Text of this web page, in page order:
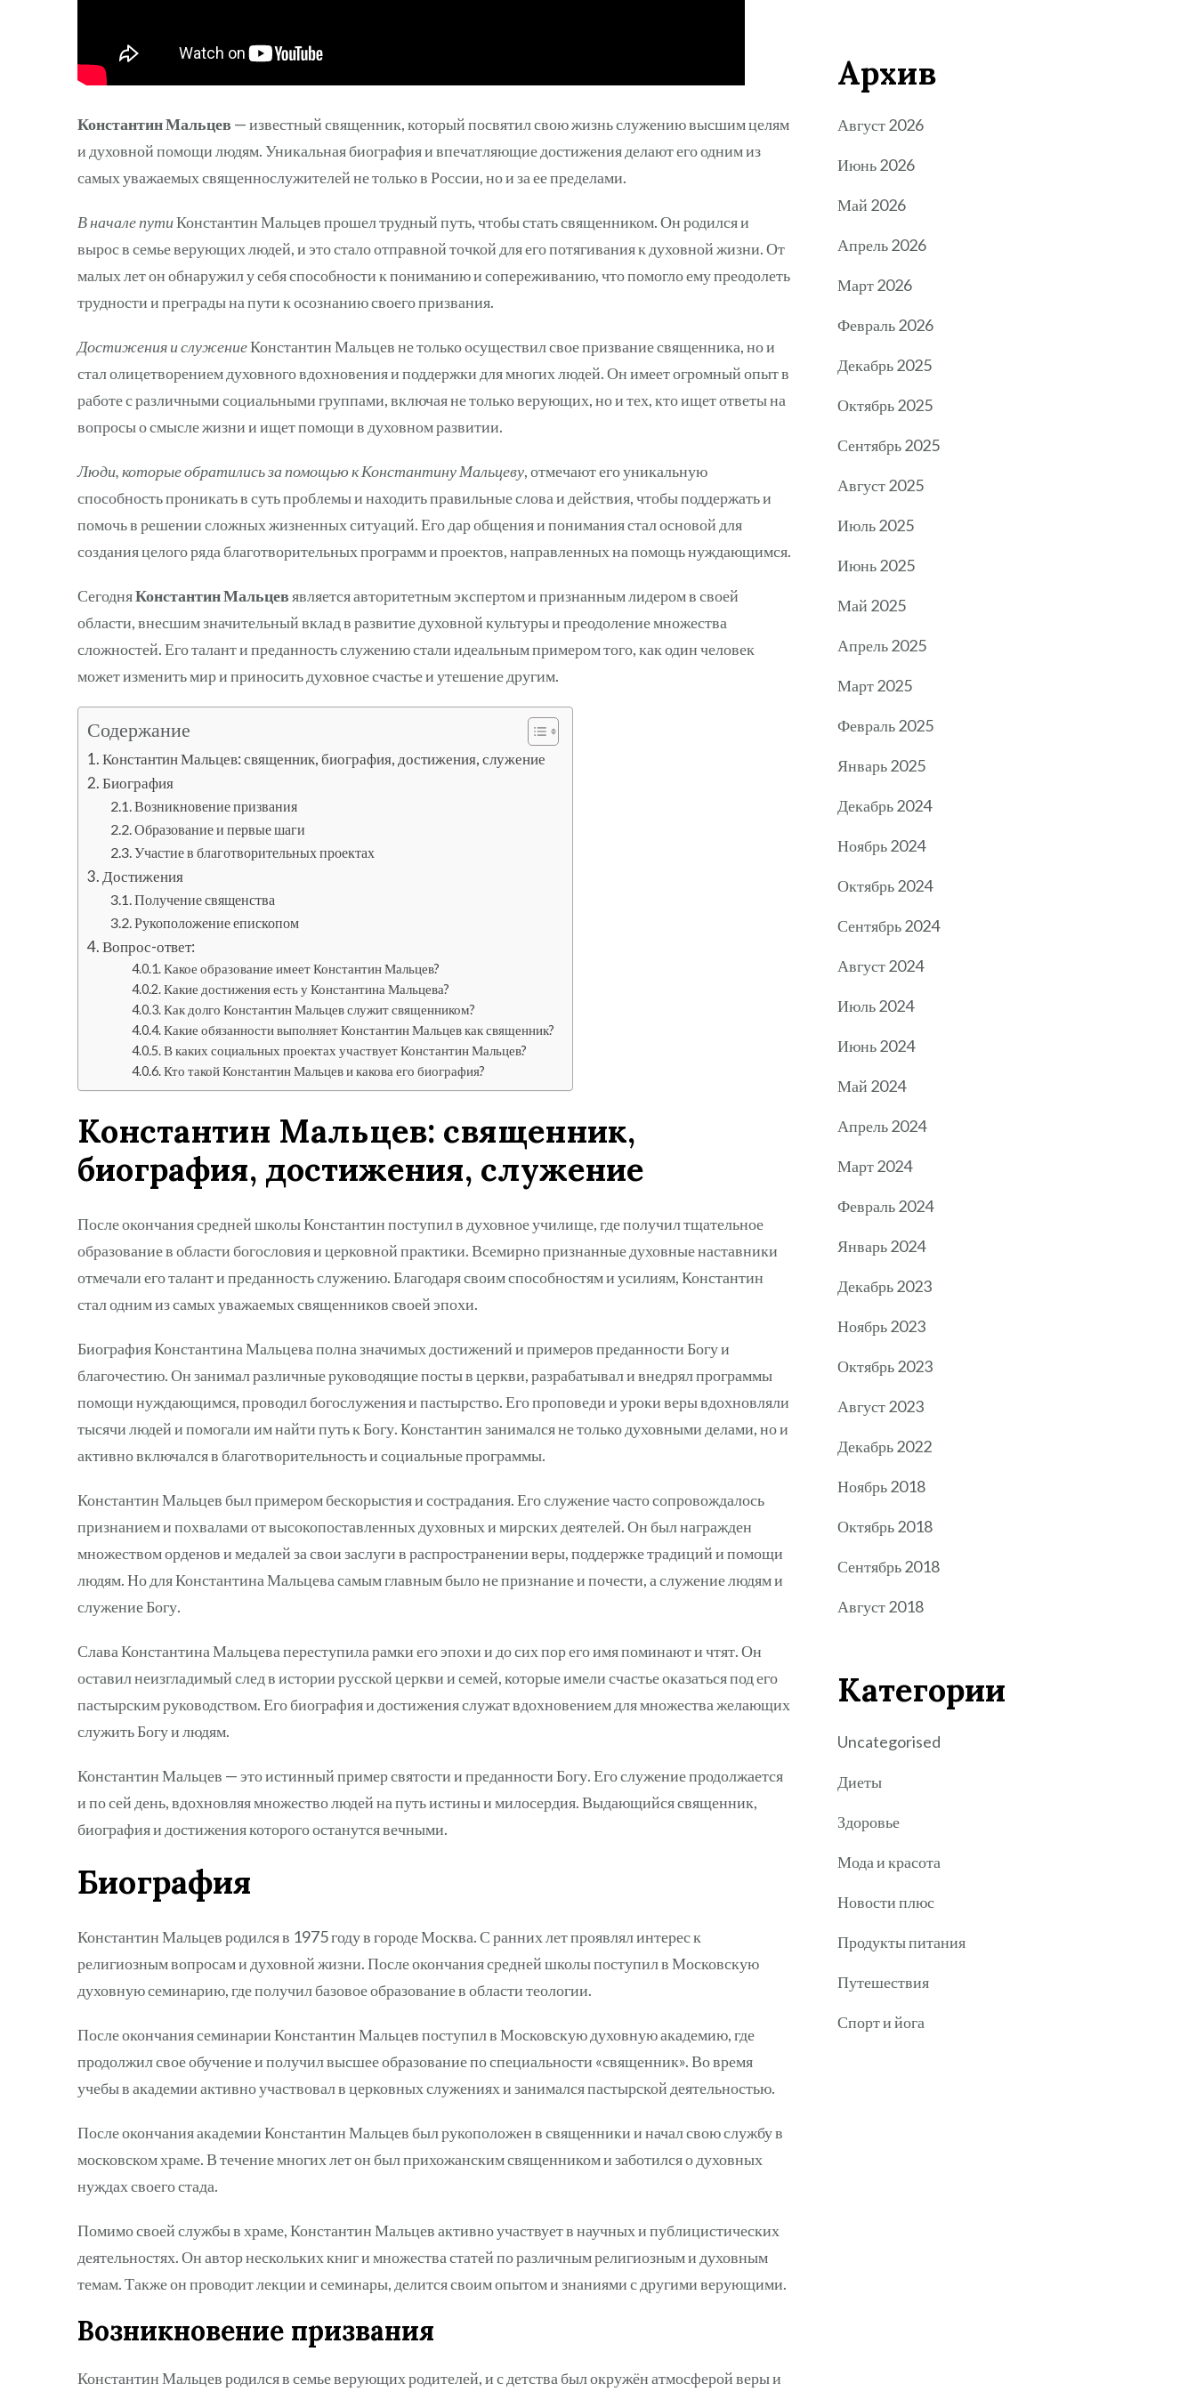
Константин Мальцев — известный священник, который посвятил свою жизнь служению высшим целям
и духовной помощи людям. Уникальная биография и впечатляющие достижения делают его одним из
самых уважаемых священнослужителей не только в России, но и за ее пределами.
В начале путиКонстантин Мальцев прошел трудный путь, чтобы стать священником. Он родился и
вырос в семье верующих людей, и это стало отправной точкой для его потягивания к духовной жизни. От
малых лет он обнаружил у себя способности к пониманию и сопереживанию, что помогло ему преодолеть
трудности и преграды на пути к осознанию своего призвания.
Достижения и служениеКонстантин Мальцев не только осуществил свое призвание священника, но и
стал олицетворением духовного вдохновения и поддержки для многих людей. Он имеет огромный опыт в
работе с различными социальными группами, включая не только верующих, но и тех, кто ищет ответы на
вопросы о смысле жизни и ищет помощи в духовном развитии.
Люди, которые обратились за помощью к Константину Мальцеву, отмечают его уникальную
способность проникать в суть проблемы и находить правильные слова и действия, чтобы поддержать и
помочь в решении сложных жизненных ситуаций. Его дар общения и понимания стал основой для
создания целого ряда благотворительных программ и проектов, направленных на помощь нуждающимся.
СегодняКонстантин Мальцев является авторитетным экспертом и признанным лидером в своей
области, внесшим значительный вклад в развитие духовной культуры и преодоление множества
сложностей. Его талант и преданность служению стали идеальным примером того, как один человек
может изменить мир и приносить духовное счастье и утешение другим.
Содержание
Константин Мальцев: священник, биография, достижения, служение
Биография
Возникновение призвания
Образование и первые шаги
Участие в благотворительных проектах
Достижения
Получение священства
Рукоположение епископом
Вопрос-ответ:
Какое образование имеет Константин Мальцев?
Какие достижения есть у Константина Мальцева?
Как долго Константин Мальцев служит священником?
Какие обязанности выполняет Константин Мальцев как священник?
В каких социальных проектах участвует Константин Мальцев?
Кто такой Константин Мальцев и какова его биография?
Константин Мальцев: священник,
биография, достижения, служение
После окончания средней школы Константин поступил в духовное училище, где получил тщательное
образование в области богословия и церковной практики. Всемирно признанные духовные наставники
отмечали его талант и преданность служению. Благодаря своим способностям и усилиям, Константин
стал одним из самых уважаемых священников своей эпохи.
Биография Константина Мальцева полна значимых достижений и примеров преданности Богу и
благочестию. Он занимал различные руководящие посты в церкви, разрабатывал и внедрял программы
помощи нуждающимся, проводил богослужения и пастырство. Его проповеди и уроки веры вдохновляли
тысячи людей и помогали им найти путь к Богу. Константин занимался не только духовными делами, но и
активно включался в благотворительность и социальные программы.
Константин Мальцев был примером бескорыстия и сострадания. Его служение часто сопровождалось
признанием и похвалами от высокопоставленных духовных и мирских деятелей. Он был награжден
множеством орденов и медалей за свои заслуги в распространении веры, поддержке традиций и помощи
людям. Но для Константина Мальцева самым главным было не признание и почести, а служение людям и
служение Богу.
Слава Константина Мальцева переступила рамки его эпохи и до сих пор его имя поминают и чтят. Он
оставил неизгладимый след в истории русской церкви и семей, которые имели счастье оказаться под его
пастырским руководством. Его биография и достижения служат вдохновением для множества желающих
служить Богу и людям.
Константин Мальцев — это истинный пример святости и преданности Богу. Его служение продолжается
и по сей день, вдохновляя множество людей на путь истины и милосердия. Выдающийся священник,
биография и достижения которого останутся вечными.
Биография
Константин Мальцев родился в 1975 году в городе Москва. С ранних лет проявлял интерес к
религиозным вопросам и духовной жизни. После окончания средней школы поступил в Московскую
духовную семинарию, где получил базовое образование в области теологии.
После окончания семинарии Константин Мальцев поступил в Московскую духовную академию, где
продолжил свое обучение и получил высшее образование по специальности «священник». Во время
учебы в академии активно участвовал в церковных служениях и занимался пастырской деятельностью.
После окончания академии Константин Мальцев был рукоположен в священники и начал свою службу в
московском храме. В течение многих лет он был прихожанским священником и заботился о духовных
нуждах своего стада.
Помимо своей службы в храме, Константин Мальцев активно участвует в научных и публицистических
деятельностях. Он автор нескольких книг и множества статей по различным религиозным и духовным
темам. Также он проводит лекции и семинары, делится своим опытом и знаниями с другими верующими.
Возникновение призвания
Константин Мальцев родился в семье верующих родителей, и с детства был окружён атмосферой веры и
Архив
Август 2026
Июнь 2026
Май 2026
Апрель 2026
Март 2026
Февраль 2026
Декабрь 2025
Октябрь 2025
Сентябрь 2025
Август 2025
Июль 2025
Июнь 2025
Май 2025
Апрель 2025
Март 2025
Февраль 2025
Январь 2025
Декабрь 2024
Ноябрь 2024
Октябрь 2024
Сентябрь 2024
Август 2024
Июль 2024
Июнь 2024
Май 2024
Апрель 2024
Март 2024
Февраль 2024
Январь 2024
Декабрь 2023
Ноябрь 2023
Октябрь 2023
Август 2023
Декабрь 2022
Ноябрь 2018
Октябрь 2018
Сентябрь 2018
Август 2018
Категории
Uncategorised
Диеты
Здоровье
Мода и красота
Новости плюс
Продукты питания
Путешествия
Спорт и йога